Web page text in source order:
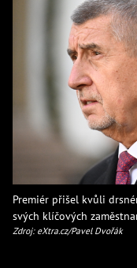
Premiér přišel kvůli
svých klíčových
Zdroj: eXtra.cz/Pavel Dvořák